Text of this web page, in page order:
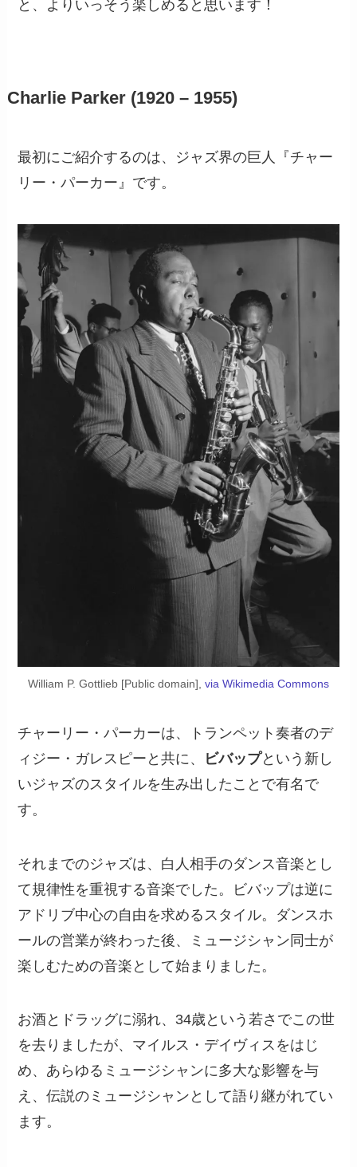
と、よりいっそう楽しめると思います！
Charlie Parker (1920 – 1955)
最初にご紹介するのは、ジャズ界の巨人『チャー
リー・パーカー』です。
William P. Gottlieb [Public domain], via Wikimedia Commons
チャーリー・パーカーは、トランペット奏者のデ
ィジー・ガレスピーと共に、
ビバップという新し
いジャズのスタイルを生み出したことで有名で
す。
それまでのジャズは、白人相手のダンス音楽とし
て規律性を重視する音楽でした。ビバップは逆に
アドリブ中心の自由を求めるスタイル。ダンスホ
ールの営業が終わった後、ミュージシャン同士が
楽しむための音楽として始まりました。
お酒とドラッグに溺れ、34歳という若さでこの世
を去りましたが、マイルス・デイヴィスをはじ
め、あらゆるミュージシャンに多大な影響を与
え、伝説のミュージシャンとして語り継がれてい
ます。